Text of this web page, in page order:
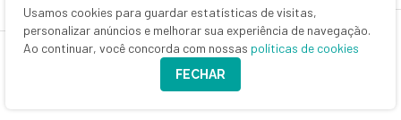
27 de julho de 2026 - 8:29
DÉCIMO ANDAR
A recuperação silenciosa dos escritórios
paulistanos — e as oportunidades em fundos
Usamos cookies para guardar estatísticas de visitas,
personalizar anúncios e melhorar sua experiência de navegação.
Ao continuar, você concorda com nossas políticas de cookies
FECHAR